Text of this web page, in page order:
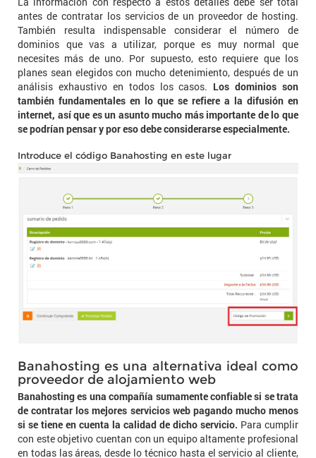
antes de contratar los servicios de un proveedor de hosting.
También resulta indispensable considerar el número de
dominios que vas a utilizar, porque es muy normal que
necesites más de uno. Por supuesto, esto requiere que los
planes sean elegidos con mucho detenimiento, después de un
análisis exhaustivo en todos los casos. Los dominios son
también fundamentales en lo que se refiere a la difusión en
internet, así que es un asunto mucho más importante de lo que
se podrían pensar y por eso debe considerarse especialmente.
Introduce el código Banahosting en este lugar
Banahosting es una alternativa ideal como
proveedor de alojamiento web
Banahosting es una compañía sumamente confiable si se trata
de contratar los mejores servicios web pagando mucho menos
si se tiene en cuenta la calidad de dicho servicio. Para cumplir
con este objetivo cuentan con un equipo altamente profesional
en todas las áreas, desde lo técnico hasta el servicio al cliente,